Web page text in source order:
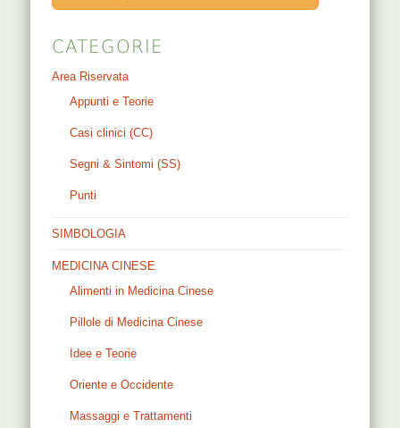
CATEGORIE
Area Riservata
Appunti e Teorie
Casi clinici (CC)
Segni & Sintomi (SS)
Punti
SIMBOLOGIA
MEDICINA CINESE
Alimenti in Medicina Cinese
Pillole di Medicina Cinese
Idee e Teorie
Oriente e Occidente
Massaggi e Trattamenti